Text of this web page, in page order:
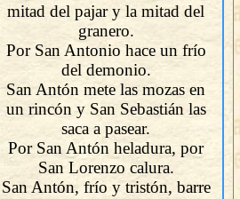
mitad del pajar y la mitad del
granero.
Por San Antonio hace un frío
del demonio.
San Antón mete las mozas en
un rincón y San Sebastián las
saca a pasear.
Por San Antón heladura, por
San Lorenzo calura.
San Antón, frío y tristón, barre